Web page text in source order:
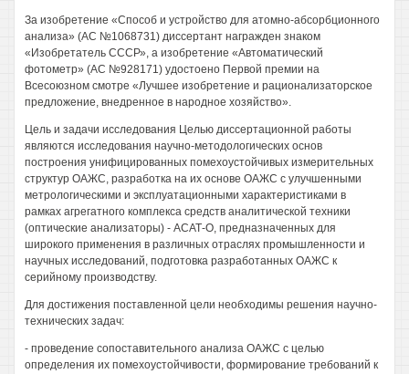
За изобретение «Способ и устройство для атомно-абсорбционного
анализа» (АС №1068731) диссертант награжден знаком
«Изобретатель СССР», а изобретение «Автоматический
фотометр» (АС №928171) удостоено Первой премии на
Всесоюзном смотре «Лучшее изобретение и рационализаторское
предложение, внедренное в народное хозяйство».
Цель и задачи исследования Целью диссертационной работы
являются исследования научно-методологических основ
построения унифицированных помехоустойчивых измерительных
структур ОАЖС, разработка на их основе ОАЖС с улучшенными
метрологическими и эксплуатационными характеристиками в
рамках агрегатного комплекса средств аналитической техники
(оптические анализаторы) - АСАТ-О, предназначенных для
широкого применения в различных отраслях промышленности и
научных исследований, подготовка разработанных ОАЖС к
серийному производству.
Для достижения поставленной цели необходимы решения научно-
технических задач:
- проведение сопоставительного анализа ОАЖС с целью
определения их помехоустойчивости, формирование требований к